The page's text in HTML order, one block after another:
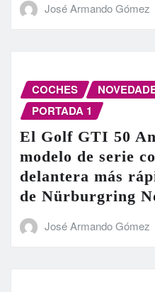
José Armando Gómez
COCHES
PORTADA 1
El Golf GTI 50
modelo de serie
delantera más
de Nürburgring
José Armando Gómez